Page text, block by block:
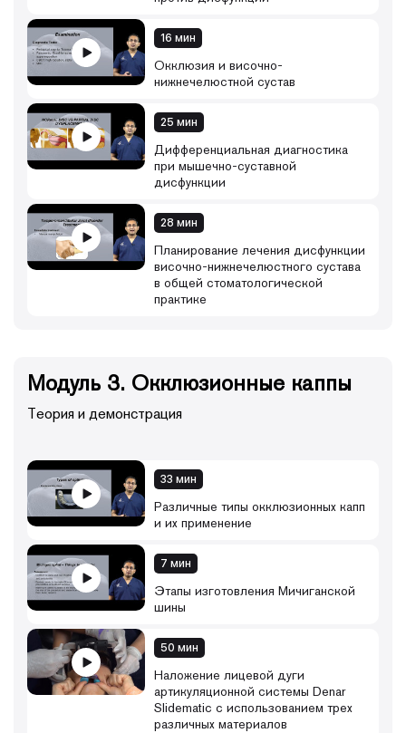
16 мин
Окклюзия и височно-
нижнечелюстной сустав
25 мин
Дифференциальная диагностика
при мышечно-суставной
дисфункции
28 мин
Планирование лечения дисфункции
височно-нижнечелюстного сустава
в общей стоматологической
практике
Модуль 3. Окклюзионные каппы
Теория и демонстрация
33 мин
Различные типы окклюзионных капп
и их применение
7 мин
Этапы изготовления Мичиганской
шины
50 мин
Наложение лицевой дуги
артикуляционной системы Denar
Slidematic с использованием трех
различных материалов